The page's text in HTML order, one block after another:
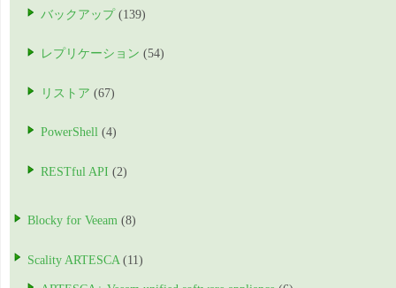
バックアップ (139)
レプリケーション (54)
リストア (67)
PowerShell (4)
RESTful API (2)
Blocky for Veeam (8)
Scality ARTESCA (11)